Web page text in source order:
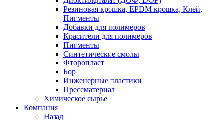
Резиновая крошка, EPDM крошка, Клей,
Пигменты
Добавки для полимеров
Красители для полимеров
Пигменты
Синтетические смолы
Фторопласт
Бор
Инженерные пластики
Прессматериал
Химическое сырье
Компания
Назад